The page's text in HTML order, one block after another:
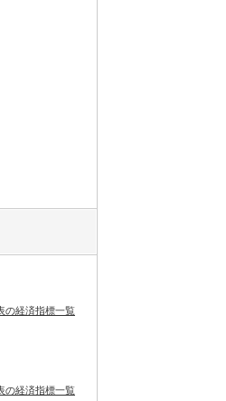
の経済指標一覧
の経済指標一覧